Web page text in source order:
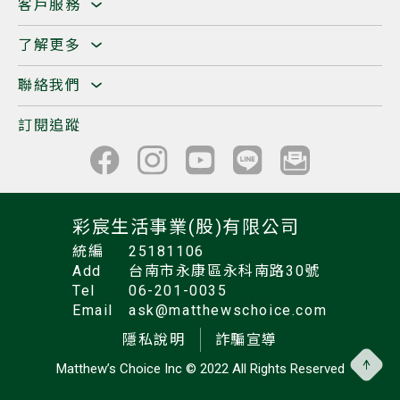
客戶服務
了解更多
聯絡我們
訂閱追蹤
彩宸生活事業(股)有限公司
統編
25181106
Add
台南市永康區永科南路30號
Tel
06-201-0035
Email
ask@matthewschoice.com
隱私說明
詐騙宣導
Matthew’s Choice Inc © 2022 All Rights Reserved